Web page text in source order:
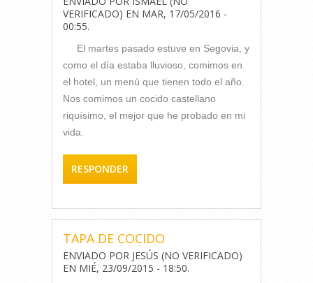
VERIFICADO) EN MAR, 17/05/2016 -
00:55.
El martes pasado estuve en Segovia, y
como el día estaba lluvioso, comimos en
el hotel, un menú que tienen todo el año.
Nos comimos un cocido castellano
riquísimo, el mejor que he probado en mi
vida.
RESPONDER
TAPA DE COCIDO
ENVIADO POR JESÚS (NO VERIFICADO)
EN MIÉ, 23/09/2015 - 18:50.